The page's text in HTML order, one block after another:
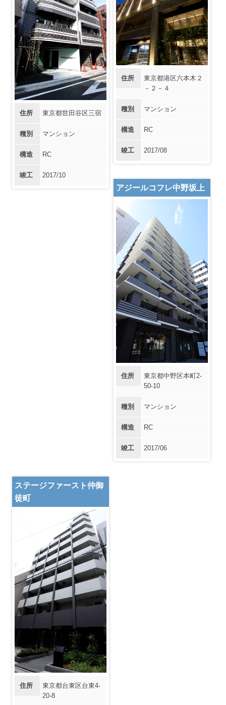
住所 東京都世田谷区三宿
種別 マンション
構造 RC
竣工 2017/10
住所
東京都港区六本木２
－２－４
種別 マンション
構造 RC
竣工 2017/08
アジールコフレ中野坂上
住所
東京都中野区本町2-
50-10
種別 マンション
構造 RC
竣工 2017/06
ステージファースト仲御
徒町
住所
東京都台東区台東4-
20-8